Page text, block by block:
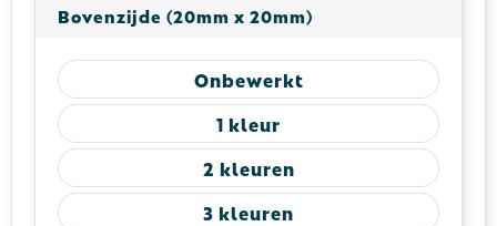
Bovenzijde (20mm x 20mm)
Onbewerkt
1
2
3